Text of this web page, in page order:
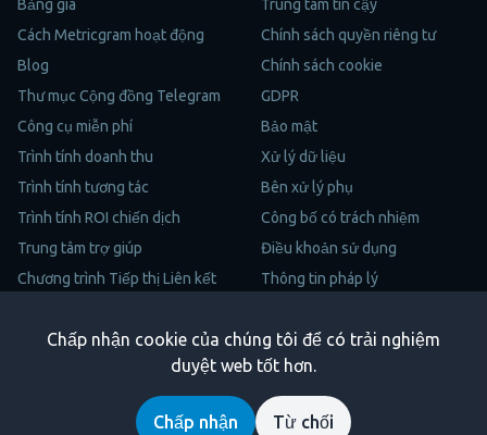
Chấp nhận cookie của chúng tôi để có trải nghiệm
duyệt web tốt hơn.
Chấp nhận Từ chối
Bảng giá
Cách Metricgram hoạt động
Blog
Thư mục Cộng đồng Telegram
Công cụ miễn phí
Trình tính doanh thu
Trình tính tương tác
Trình tính ROI chiến dịch
Trung tâm trợ giúp
Chương trình Tiếp thị Liên kết
Trustpilot
Trung tâm tin cậy
Chính sách quyền riêng tư
Chính sách cookie
GDPR
Bảo mật
Xử lý dữ liệu
Bên xử lý phụ
Công bố có trách nhiệm
Điều khoản sử dụng
Thông tin pháp lý
Copyright © 2026 Metricgram. Bảo lưu mọi quyền.